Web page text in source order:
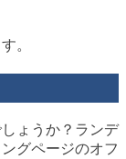
。
ょうか？ランデ
グページのオフ